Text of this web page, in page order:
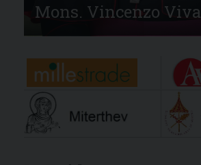
Mons. Vincenzo Viva